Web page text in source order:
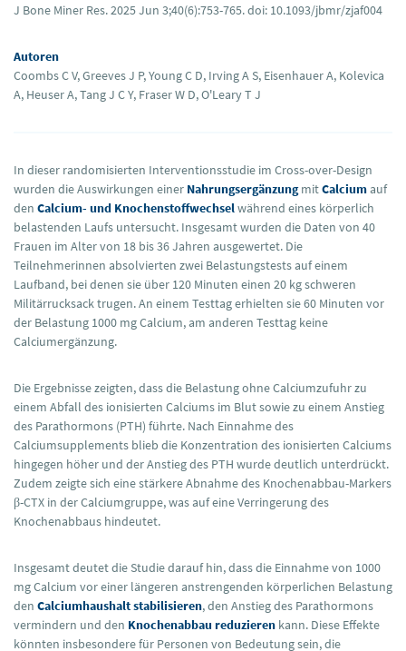
J Bone Miner Res. 2025 Jun 3;40(6):753-765. doi: 10.1093/jbmr/zjaf004
Autoren
Coombs C V, Greeves J P, Young C D, Irving A S, Eisenhauer A, Kolevica
A, Heuser A, Tang J C Y, Fraser W D, O'Leary T J
In dieser randomisierten Interventionsstudie im Cross-over-Design
wurden die Auswirkungen einer NahrungsergänzungmitCalciumauf
den Calcium- und Knochenstoffwechselwährend eines körperlich
belastenden Laufs untersucht. Insgesamt wurden die Daten von 40
Frauen im Alter von 18 bis 36 Jahren ausgewertet. Die
Teilnehmerinnen absolvierten zwei Belastungstests auf einem
Laufband, bei denen sie über 120 Minuten einen 20 kg schweren
Militärrucksack trugen. An einem Testtag erhielten sie 60 Minuten vor
der Belastung 1000 mg Calcium, am anderen Testtag keine
Calciumergänzung.
Die Ergebnisse zeigten, dass die Belastung ohne Calciumzufuhr zu
einem Abfall des ionisierten Calciums im Blut sowie zu einem Anstieg
des Parathormons (PTH) führte. Nach Einnahme des
Calciumsupplements blieb die Konzentration des ionisierten Calciums
hingegen höher und der Anstieg des PTH wurde deutlich unterdrückt.
Zudem zeigte sich eine stärkere Abnahme des Knochenabbau-Markers
β-CTX in der Calciumgruppe, was auf eine Verringerung des
Knochenabbaus hindeutet.
Insgesamt deutet die Studie darauf hin, dass die Einnahme von 1000
mg Calcium vor einer längeren anstrengenden körperlichen Belastung
den Calciumhaushalt stabilisieren, den Anstieg des Parathormons
vermindern und den Knochenabbau reduzieren kann. Diese Effekte
könnten insbesondere für Personen von Bedeutung sein, die